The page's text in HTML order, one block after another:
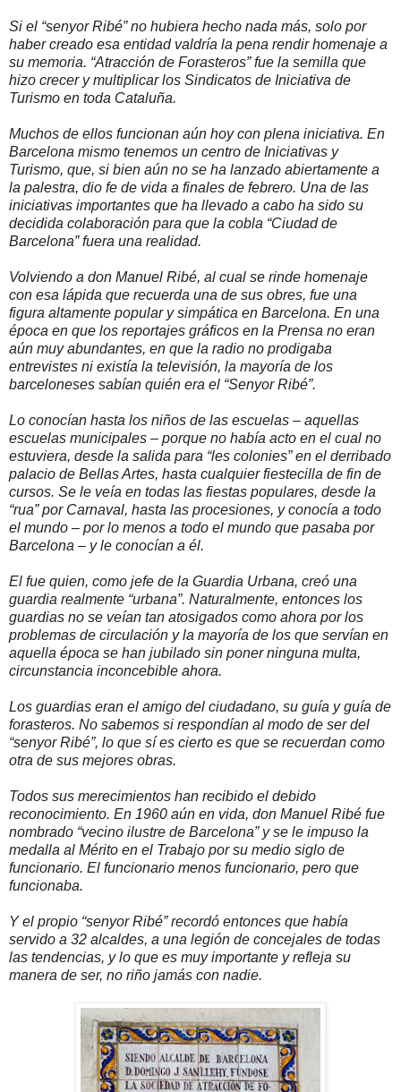
Si el “senyor Ribé” no hubiera hecho nada más, solo por
haber creado esa entidad valdría la pena rendir homenaje a
su memoria. “Atracción de Forasteros” fue la semilla que
hizo crecer y multiplicar los Sindicatos de Iniciativa de
Turismo en toda Cataluña.
Muchos de ellos funcionan aún hoy con plena iniciativa. En
Barcelona mismo tenemos un centro de Iniciativas y
Turismo, que, si bien aún no se ha lanzado abiertamente a
la palestra, dio fe de vida a finales de febrero. Una de las
iniciativas importantes que ha llevado a cabo ha sido su
decidida colaboración para que la cobla “Ciudad de
Barcelona” fuera una realidad.
Volviendo a don Manuel Ribé, al cual se rinde homenaje
con esa lápida que recuerda una de sus obres, fue una
figura altamente popular y simpática en Barcelona. En una
época en que los reportajes gráficos en la Prensa no eran
aún muy abundantes, en que la radio no prodigaba
entrevistes ni existía la televisión, la mayoría de los
barceloneses sabían quién era el “Senyor Ribé”.
Lo conocían hasta los niños de las escuelas – aquellas
escuelas municipales – porque no había acto en el cual no
estuviera, desde la salida para “les colonies” en el derribado
palacio de Bellas Artes, hasta cualquier fiestecilla de fin de
cursos. Se le veía en todas las fiestas populares, desde la
“rua” por Carnaval, hasta las procesiones, y conocía a todo
el mundo – por lo menos a todo el mundo que pasaba por
Barcelona – y le conocían a él.
El fue quien, como jefe de la Guardia Urbana, creó una
guardia realmente “urbana”. Naturalmente, entonces los
guardias no se veían tan atosigados como ahora por los
problemas de circulación y la mayoría de los que servían en
aquella época se han jubilado sin poner ninguna multa,
circunstancia inconcebible ahora.
Los guardias eran el amigo del ciudadano, su guía y guía de
forasteros. No sabemos si respondían al modo de ser del
“senyor Ribé”, lo que sí es cierto es que se recuerdan como
otra de sus mejores obras.
Todos sus merecimientos han recibido el debido
reconocimiento. En 1960 aún en vida, don Manuel Ribé fue
nombrado “vecino ilustre de Barcelona” y se le impuso la
medalla al Mérito en el Trabajo por su medio siglo de
funcionario. El funcionario menos funcionario, pero que
funcionaba.
Y el propio “senyor Ribé” recordó entonces que había
servido a 32 alcaldes, a una legión de concejales de todas
las tendencias, y lo que es muy importante y refleja su
manera de ser, no riño jamás con nadie.